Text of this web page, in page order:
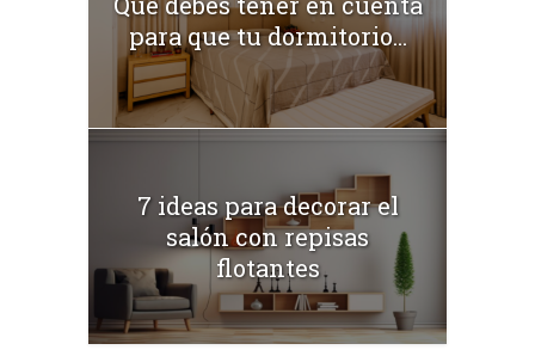
para que tu dormitorio...
7 ideas para decorar el
salón con repisas
flotantes